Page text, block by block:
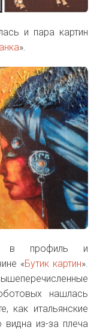
и пара картин
».
в профиль и
«Бутик картин».
нашлась
как итальянские
из-за плеча